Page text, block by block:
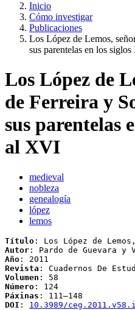
Inicio
Cómo investigar
Publicaciones
Los López de Lemos,
sus parentelas en los
Los López de
de Ferreira y
sus parentelas
al XVI
medieval
nobleza
genealogía
lópez
lemos
Título
Autor
Año : 2011
Revista
Volumen
Número
Páxinas
DOI : 10.3989/